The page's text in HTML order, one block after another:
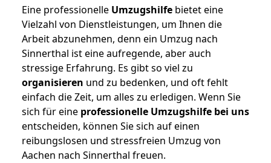
Eine professionelle Umzugshilfe bietet eine
Vielzahl von Dienstleistungen, um Ihnen die
Arbeit abzunehmen, denn ein Umzug nach
Sinnerthal ist eine aufregende, aber auch
stressige Erfahrung. Es gibt so viel zu
organisieren und zu bedenken, und oft fehlt
einfach die Zeit, um alles zu erledigen. Wenn Sie
sich für eine professionelle Umzugshilfe bei uns
entscheiden, können Sie sich auf einen
reibungslosen und stressfreien Umzug von
Aachen nach Sinnerthal freuen.